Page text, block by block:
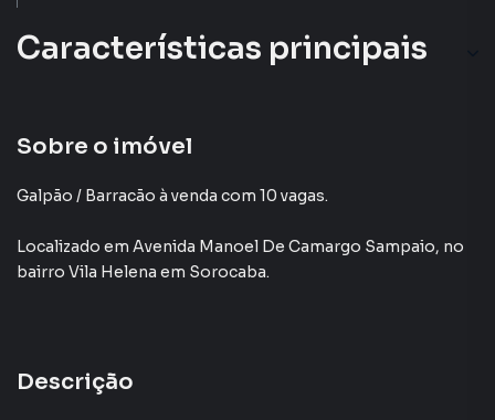
Características principais
Sobre o imóvel
Galpão / Barracão à venda com 10 vagas.
Localizado em Avenida Manoel De Camargo Sampaio, no
bairro Vila Helena em Sorocaba.
Descrição